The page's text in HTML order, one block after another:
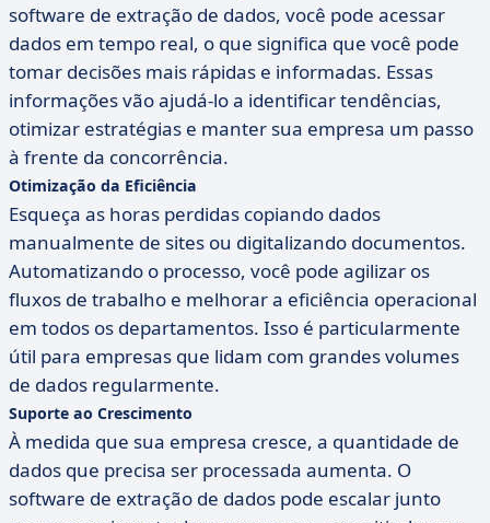
software de extração de dados, você pode acessar
dados em tempo real, o que significa que você pode
tomar decisões mais rápidas e informadas. Essas
informações vão ajudá-lo a identificar tendências,
otimizar estratégias e manter sua empresa um passo
à frente da concorrência.
Otimização da Eficiência
Esqueça as horas perdidas copiando dados
manualmente de sites ou digitalizando documentos.
Automatizando o processo, você pode agilizar os
fluxos de trabalho e melhorar a eficiência operacional
em todos os departamentos. Isso é particularmente
útil para empresas que lidam com grandes volumes
de dados regularmente.
Suporte ao Crescimento
À medida que sua empresa cresce, a quantidade de
dados que precisa ser processada aumenta. O
software de extração de dados pode escalar junto